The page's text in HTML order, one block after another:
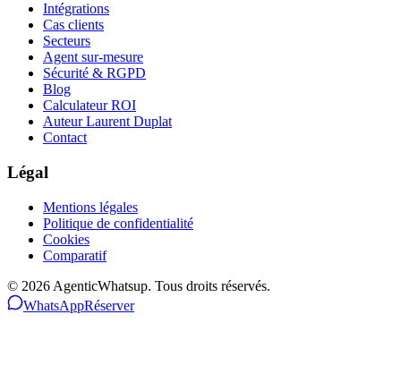
Intégrations
Cas clients
Secteurs
Agent sur-mesure
Sécurité & RGPD
Blog
Calculateur ROI
Auteur Laurent Duplat
Contact
Légal
Mentions légales
Politique de confidentialité
Cookies
Comparatif
© 2026 AgenticWhatsup. Tous droits réservés.
WhatsAppRéserver